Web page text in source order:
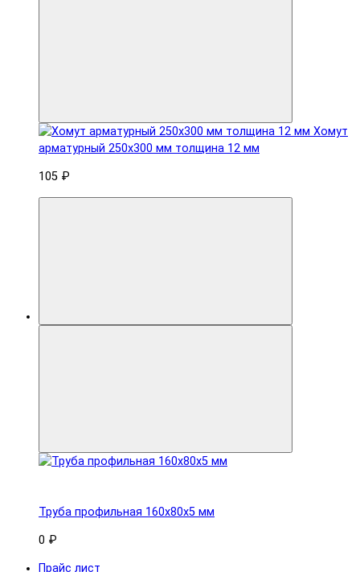
Хомут
арматурный 250x300 мм толщина 12 мм
105 ₽
Труба профильная 160x80х5 мм
0 ₽
Прайс лист